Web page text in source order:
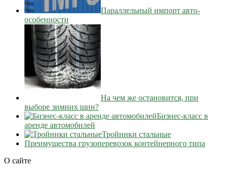
Параллельный импорт авто-
особенности
На чем же остановится, при
выборе зимних шин?
Бизнес-класс в
аренде автомобилей
Тройники стальные
Преимущества грузоперевозок контейнерного типа
О сайте